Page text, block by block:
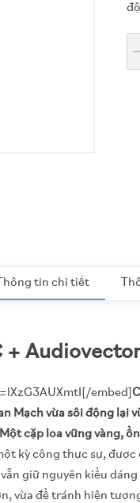
tin chi tiết
+
embed]
Mạch vừa sôi động lại
cặp loa vững vàng,
kỳ công thực sự,
giữ nguyên kiểu
vừa để tránh hiện